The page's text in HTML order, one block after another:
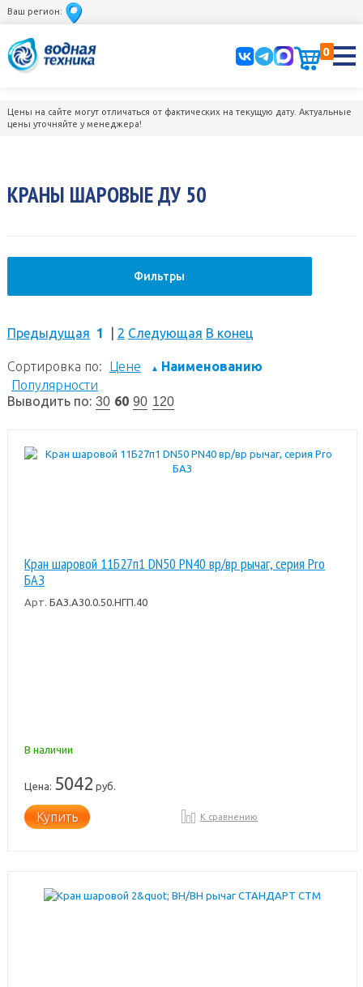
Ваш регион:
0
Цены на сайте могут отличаться от фактических на текущую дату. Актуальные
цены уточняйте у менеджера!
КРАНЫ ШАРОВЫЕ ДУ 50
Фильтры
Предыдущая 1 2 Следующая В конец
Сортировка по: Цене ▲ Наименованию
Популярности
Выводить по: 30 60 90 120
Кран шаровой 11Б27п1 DN50 PN40 вр/вр рычаг, серия Pro
БАЗ
Арт. БАЗ.А30.0.50.НГП.40
В наличии
Цена: 5042 руб.
Купить К сравнению